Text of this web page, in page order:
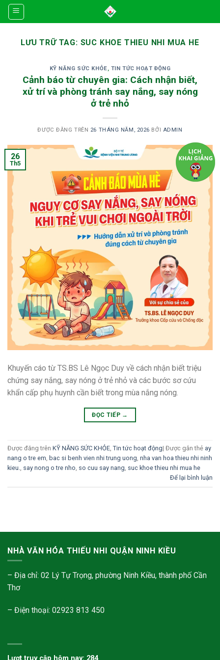
Skip
LƯU TRỮ TAG: SUC KHOE THIEU NHI MUA HE
KỸ NĂNG SỨC KHỎE, TIN TỨC HOẠT ĐỘNG
Cảnh báo từ chuyên gia: Cách nhận biết,
xử trí và phòng tránh say nắng, say nóng
ở trẻ nhỏ
ĐƯỢC ĐĂNG TRÊN 26 THÁNG NĂM, 2026 BỞI ADMIN
26
Th5
Khuyến cáo từ TS.BS Lê Ngọc Duy về cách nhận biết triệu
chứng say nắng, say nóng ở trẻ nhỏ và các bước sơ cứu
khẩn cấp phụ huynh cần biết trong mùa nắng nóng.
ĐỌC TIẾP →
Được đăng trên KỸ NĂNG SỨC KHỎE Tin tức hoạt động| Được gắn thẻ ay
nang o tre em bac si benh vien nhi trung uong nha van hoa thieu nhi ninh
kieu.
say nong o tre nho so cuu say nang suc khoe thieu nhi mua he
Để lại bình luận
NHÀ VĂN HÓA THIẾU NHI QUẬN NINH KIỀU
– Địa chỉ: 02 Lý Tự Trọng, phường Ninh Kiều, thành phố Cần
Thơ
– Điện thoại: 02923 813 450